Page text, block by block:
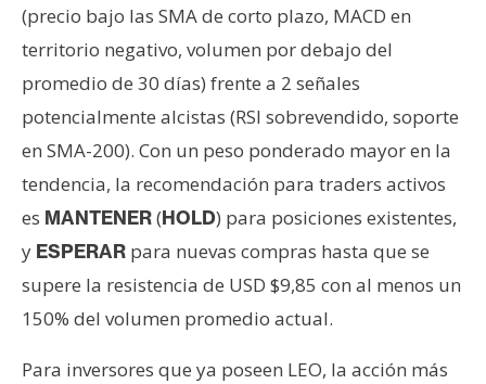
(precio bajo las SMA de corto plazo, MACD en
territorio negativo, volumen por debajo del
promedio de 30 días) frente a 2 señales
potencialmente alcistas (RSI sobrevendido, soporte
en SMA-200). Con un peso ponderado mayor en la
tendencia, la recomendación para traders activos
es MANTENER(HOLD) para posiciones existentes,
y ESPERAR para nuevas compras hasta que se
supere la resistencia de USD $9,85 con al menos un
150% del volumen promedio actual.
Para inversores que ya poseen LEO, la acción más